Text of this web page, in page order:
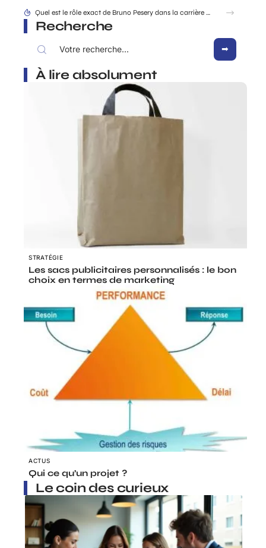
Quel est le rôle exact de Bruno Pesery dans la carrière d’Isabelle Carré ?
Recherche
À lire absolument
STRATÉGIE
Les sacs publicitaires personnalisés : le bon
choix en termes de marketing
ACTUS
Qui ce qu’un projet ?
Le coin des curieux